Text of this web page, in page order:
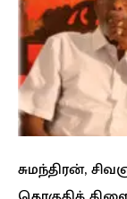
சுமந்திரன்,